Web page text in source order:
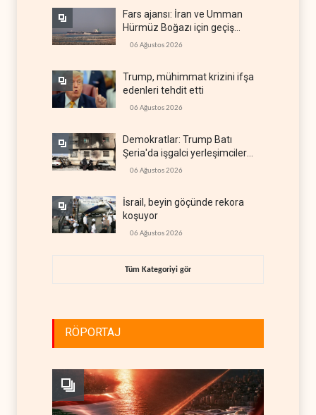
Fars ajansı: İran ve Umman
Hürmüz Boğazı için geçiş
koridorlarında anlaştı
06 Ağustos 2026
Trump, mühimmat krizini ifşa
edenleri tehdit etti
06 Ağustos 2026
Demokratlar: Trump Batı
Şeria'da işgalci yerleşimcilere
cezasızlık sağladı
06 Ağustos 2026
İsrail, beyin göçünde rekora
koşuyor
06 Ağustos 2026
Tüm Kategoriyi gör
RÖPORTAJ